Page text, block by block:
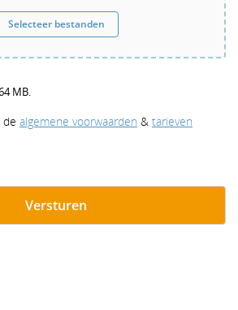
Selecteer bestanden
MB.
de algemene voorwaarden & tarieven